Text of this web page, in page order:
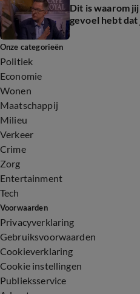
Dit is waarom
gevoel hebt
Onze categorieën
Politiek
Economie
Wonen
Maatschappij
Milieu
Verkeer
Crime
Zorg
Entertainment
Tech
Voorwaarden
Privacyverklaring
Gebruiksvoorwaarden
Cookieverklaring
Cookie instellingen
Publieksservice